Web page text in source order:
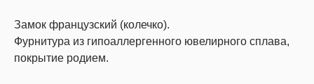
Замок французский (колечко).
Фурнитура из гипоаллергенного ювелирного сплава,
покрытие родием.